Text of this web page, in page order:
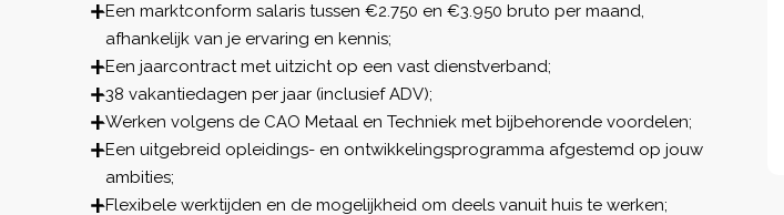
Een marktconform salaris tussen €2.750 en €3.950 bruto per maand,
afhankelijk van je ervaring en kennis;
Een jaarcontract met uitzicht op een vast dienstverband;
38 vakantiedagen per jaar (inclusief ADV);
Werken volgens de CAO Metaal en Techniek met bijbehorende voordelen;
Een uitgebreid opleidings- en ontwikkelingsprogramma afgestemd op jouw
ambities;
Flexibele werktijden en de mogelijkheid om deels vanuit huis te werken;